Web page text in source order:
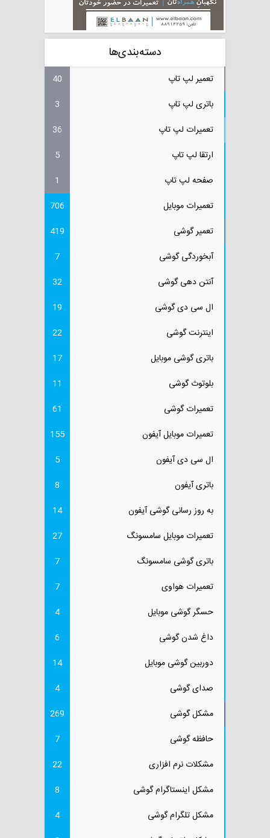
دسته‌بندی‌ها
تعمیر لپ تاپ
40
باتری لپ تاپ
3
تعمیرات لپ تاپ
36
ارتقا لپ تاپ
5
صفحه لپ تاپ
1
تعمیرات موبایل
706
تعمیر گوشی
419
آبخوردگی گوشی
7
آنتن دهی گوشی
32
ال سی دی گوشی
19
اینترنت گوشی
22
باتری گوشی موبایل
17
بلوتوث گوشی
11
تعمیرات گوشی
61
تعمیرات موبایل آیفون
155
ال سی دی آیفون
5
باتری آیفون
8
به روز رسانی گوشی آیفون
14
تعمیرات موبایل سامسونگ
27
باتری گوشی سامسونگ
7
تعمیرات هواوی
7
حسگر گوشی موبایل
4
داغ شدن گوشی
6
دوربین گوشی موبایل
14
صدای گوشی
4
مشکل گوشی
269
حافظه گوشی
7
مشکلات نرم افزاری
22
مشکل اینستاگرام گوشی
8
مشکل تلگرام گوشی
4